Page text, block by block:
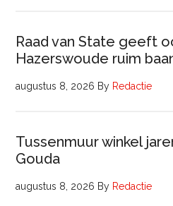
Raad van State geeft
Hazerswoude ruim
augustus 8, 2026 By Redactie
Tussenmuur winkel
Gouda
augustus 8, 2026 By Redactie